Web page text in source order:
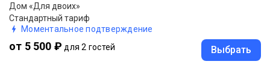
Дом «Для двоих»
Стандартный тариф
Моментальное подтверждение
от 5 500 ₽ для 2 гостей Выбрать